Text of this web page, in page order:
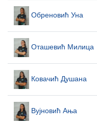
Обреновић Уна
Оташевић Милица
Ковачић Душана
Вујновић Ања